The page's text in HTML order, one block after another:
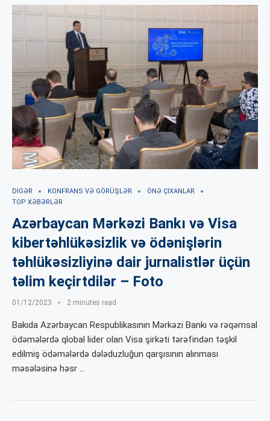
DIGƏR KONFRANS VƏ GÖRÜŞLƏR
ÖNƏ ÇIXANLAR
TOP XƏBƏRLƏR
Azərbaycan Mərkəzi Bankı və Visa
kibertəhlükəsizlik və ödənişlərin
təhlükəsizliyinə dair jurnalistlər üçün
təlim keçirtdilər – Foto
01/12/2023 2 minutes read
Bakıda Azərbaycan Respublikasının Mərkəzi Bankı və rəqəmsal
ödəmələrdə qlobal lider olan Visa şirkəti tərəfindən təşkil
edilmiş ödəmələrdə dələduzluğun qarşısının alınması
məsələsinə həsr …